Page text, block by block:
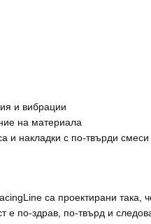
и вибрации
на материала
и накладки с по-твърди смеси
са проектирани така,
по-здрав, по-твърд и